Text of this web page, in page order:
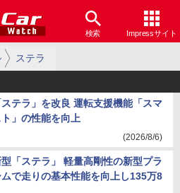
検索 Impressサイト
ステラ
テラ」を改良 運転支援機能「スマ
」の性能を向上
(2026/8/6)
「ステラ」 軽量高剛性の新型プラ
で走りの基本性能を向上し135万8